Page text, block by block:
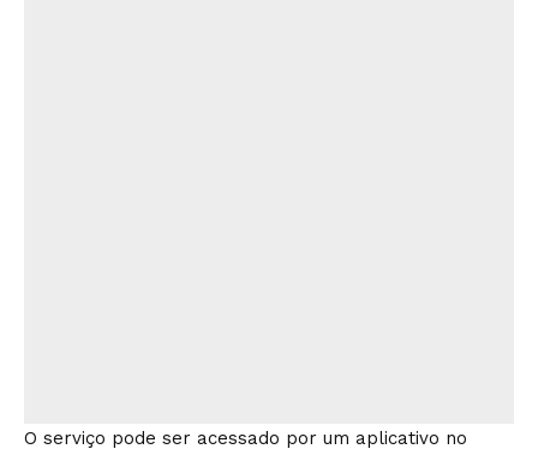
O serviço pode ser acessado por um aplicativo no